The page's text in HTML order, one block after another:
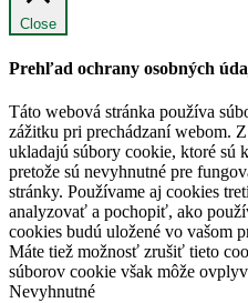
Close
Prehľad ochrany osobných
Táto webová stránka používa
zážitku pri prechádzaní webom.
ukladajú súbory cookie, ktoré sú
pretože sú nevyhnutné pre
stránky. Používame aj cookies
analyzovať a pochopiť, ako
cookies budú uložené vo vašom
Máte tiež možnosť zrušiť tieto
súborov cookie však môže
Nevyhnutné